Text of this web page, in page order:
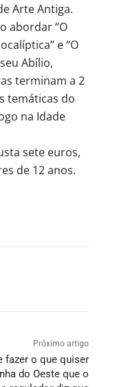
Arte Antiga.
abordar “O
e “O
Abílio,
terminam a 2
temáticas do
na Idade
sete euros,
de 12 anos.
Próximo artigo
fazer o que quiser
do Oeste que o